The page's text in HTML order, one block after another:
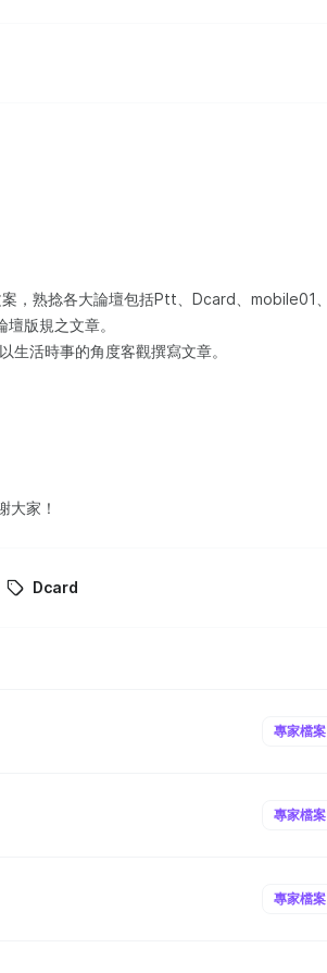
，熟捻各大論壇包括Ptt、Dcard、mobile01、
版規之文章。
生活時事的角度客觀撰寫文章。
大家！
Dcard
專家檔案
專家檔案
專家檔案